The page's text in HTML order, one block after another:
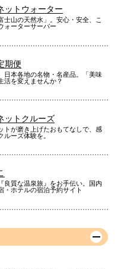
ットウォーター
士山の天然水」。安心・安全、こ
ォーターサーバー
期便
日本各地の名物・名産品。「美味
活を変えませんか？
ットクルーズ
トが磨き上げたおもてなしで、感
ルーズ体験を。
良質な温泉旅』をお手伝い。国内
・ホテルの宿泊予約サイト